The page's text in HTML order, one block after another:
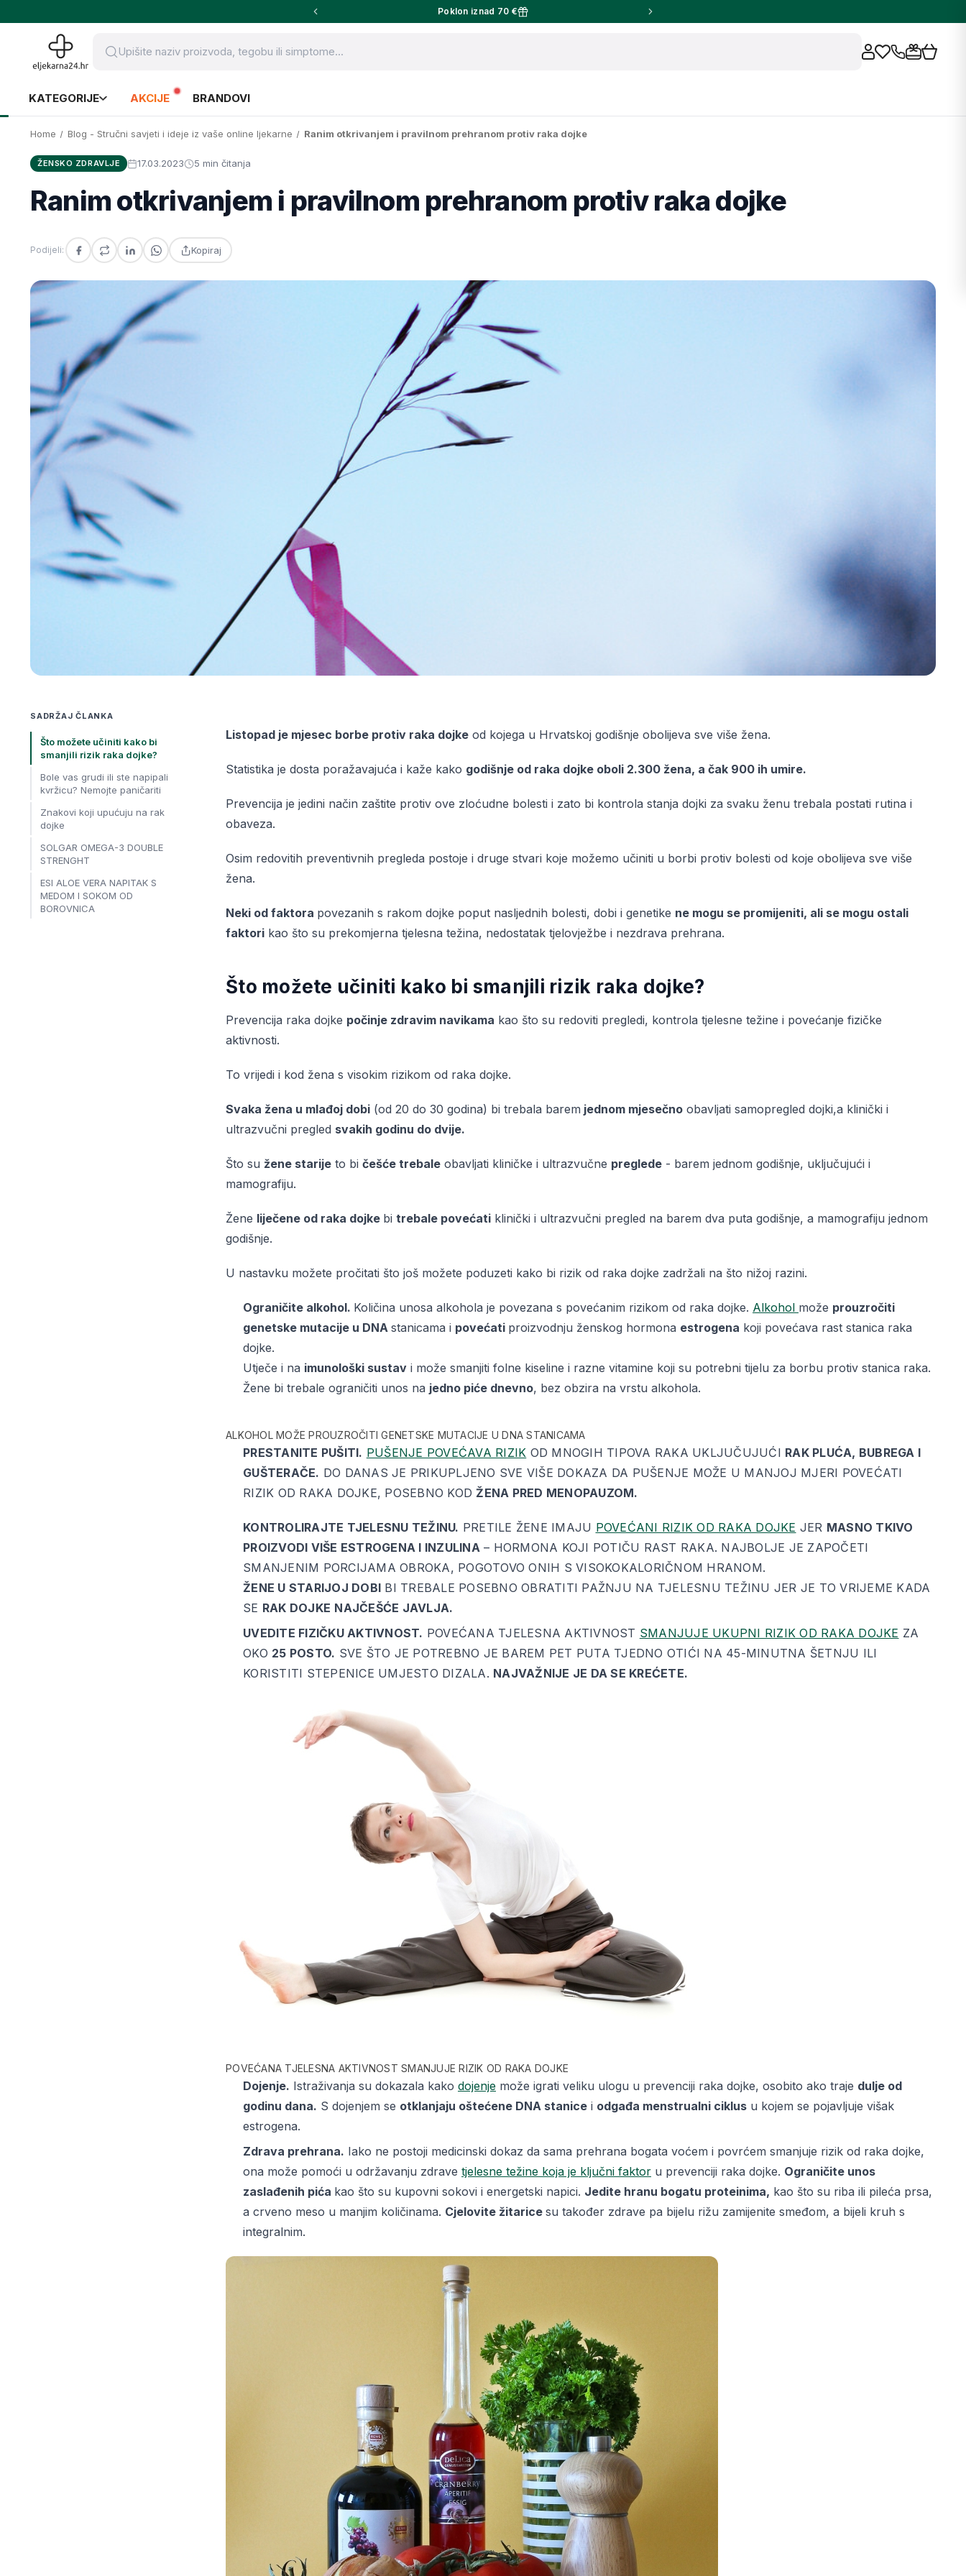
Poklon iznad 70 €
KATEGORIJE AKCIJE BRANDOVI
Home Blog - Stručni savjeti i ideje iz vaše online ljekarne Ranim otkrivanjem i pravilnom prehranom protiv raka dojke
ŽENSKO ZDRAVLJE 17.03.2023 5 min čitanja
Ranim otkrivanjem i pravilnom prehranom protiv raka dojke
Podijeli: Kopiraj
SADRŽAJ ČLANKA
Što možete učiniti kako bi
smanjili rizik raka dojke?
Bole vas grudi ili ste napipali
kvržicu? Nemojte paničariti
Znakovi koji upućuju na rak
dojke
SOLGAR OMEGA-3 DOUBLE
STRENGHT
ESI ALOE VERA NAPITAK S
MEDOM I SOKOM OD
BOROVNICA
Listopad je mjesec borbe protiv raka dojke od kojega u Hrvatskoj godišnje obolijeva sve više žena.
Statistika je dosta poražavajuća i kaže kako godišnje od raka dojke oboli 2.300 žena, a čak 900 ih umire.
Prevencija je jedini način zaštite protiv ove zloćudne bolesti i zato bi kontrola stanja dojki za svaku ženu trebala postati rutina i
obaveza.
Osim redovitih preventivnih pregleda postoje i druge stvari koje možemo učiniti u borbi protiv bolesti od koje obolijeva sve više
žena.
Neki od faktora povezanih s rakom dojke poput nasljednih bolesti, dobi i genetike ne mogu se promijeniti, ali se mogu ostali
faktori kao što su prekomjerna tjelesna težina, nedostatak tjelovježbe i nezdrava prehrana.
Što možete učiniti kako bi smanjili rizik raka dojke?
Prevencija raka dojke počinje zdravim navikama kao što su redoviti pregledi, kontrola tjelesne težine i povećanje fizičke
aktivnosti.
To vrijedi i kod žena s visokim rizikom od raka dojke.
Svaka žena u mlađoj dobi (od 20 do 30 godina) bi trebala barem jednom mjesečno obavljati samopregled dojki,a klinički i
ultrazvučni pregled svakih godinu do dvije.
Što su žene starije to bi češće trebale obavljati kliničke i ultrazvučne preglede - barem jednom godišnje, uključujući i
mamografiju.
Žene liječene od raka dojke bi trebale povećati klinički i ultrazvučni pregled na barem dva puta godišnje, a mamografiju jednom
godišnje.
U nastavku možete pročitati što još možete poduzeti kako bi rizik od raka dojke zadržali na što nižoj razini.
Ograničite alkohol. Količina unosa alkohola je povezana s povećanim rizikom od raka dojke. Alkohol može prouzročiti
genetske mutacije u DNA stanicama i povećati proizvodnju ženskog hormona estrogena koji povećava rast stanica raka
dojke.
Utječe i na imunološki sustav i može smanjiti folne kiseline i razne vitamine koji su potrebni tijelu za borbu protiv stanica raka.
Žene bi trebale ograničiti unos na jedno piće dnevno, bez obzira na vrstu alkohola.
ALKOHOL MOŽE PROUZROČITI GENETSKE MUTACIJE U DNA STANICAMA
PRESTANITE PUŠITI. PUŠENJE POVEĆAVA RIZIK OD MNOGIH TIPOVA RAKA UKLJUČUJUĆI RAK PLUĆA, BUBREGA I
GUŠTERAČE. DO DANAS JE PRIKUPLJENO SVE VIŠE DOKAZA DA PUŠENJE MOŽE U MANJOJ MJERI POVEĆATI
RIZIK OD RAKA DOJKE, POSEBNO KODŽENA PRED MENOPAUZOM.
KONTROLIRAJTE TJELESNU TEŽINU. PRETILE ŽENE IMAJU POVEĆANI RIZIK OD RAKA DOJKE JER MASNO TKIVO
PROIZVODI VIŠE ESTROGENA I INZULINA– HORMONA KOJI POTIČU RAST RAKA. NAJBOLJE JE ZAPOČETI
SMANJENIM PORCIJAMA OBROKA, POGOTOVO ONIH S VISOKOKALORIČNOM HRANOM.
ŽENE U STARIJOJ DOBI BI TREBALE POSEBNO OBRATITI PAŽNJU NA TJELESNU TEŽINU JER JE TO VRIJEME KADA
SE RAK DOJKE NAJČEŠĆE JAVLJA.
UVEDITE FIZIČKU AKTIVNOST. POVEĆANA TJELESNA AKTIVNOST SMANJUJE UKUPNI RIZIK OD RAKA DOJKE ZA
OKO 25 POSTO. SVE ŠTO JE POTREBNO JE BAREM PET PUTA TJEDNO OTIĆI NA 45-MINUTNA ŠETNJU ILI
KORISTITI STEPENICE UMJESTO DIZALA. NAJVAŽNIJE JE DA SE KREĆETE.
POVEĆANA TJELESNA AKTIVNOST SMANJUJE RIZIK OD RAKA DOJKE
Dojenje. Istraživanja su dokazala kako dojenje može igrati veliku ulogu u prevenciji raka dojke, osobito ako traje dulje od
godinu dana. S dojenjem se otklanjaju oštećene DNA stanice i odgađa menstrualni ciklus u kojem se pojavljuje višak
estrogena.
Zdrava prehrana. Iako ne postoji medicinski dokaz da sama prehrana bogata voćem i povrćem smanjuje rizik od raka dojke,
ona može pomoći u održavanju zdrave tjelesne težine koja je ključni faktor u prevenciji raka dojke. Ograničite unos
zaslađenih pića kao što su kupovni sokovi i energetski napici. Jedite hranu bogatu proteinima, kao što su riba ili pileća prsa,
a crveno meso u manjim količinama. Cjelovite žitarice su također zdrave pa bijelu rižu zamijenite smeđom, a bijeli kruh s
integralnim.